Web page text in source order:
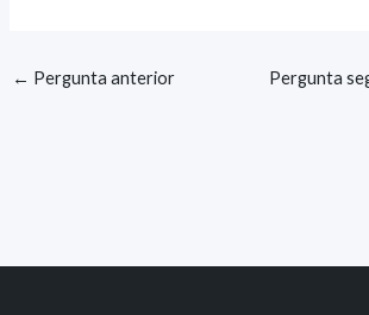
← Pergunta anterior Pergunta